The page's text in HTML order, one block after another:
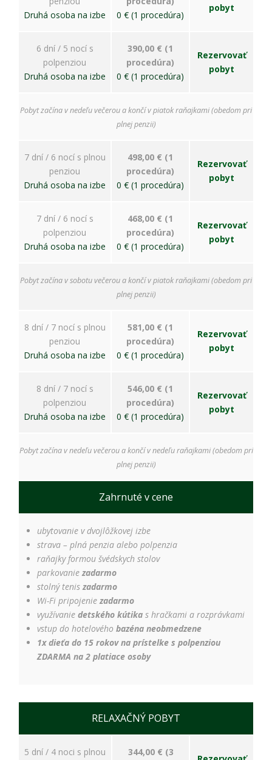
Druhá osoba na izbe
0 € (1 procedúra)
pobyt
6 dní / 5 nocí s
polpenziou
Druhá osoba na izbe
390,00 € (1
procedúra)
0 € (1 procedúra)
Rezervovať
pobyt
Pobyt začína v nedeľu večerou a končí v piatok raňajkami (obedom pri
plnej penzii)
7 dní / 6 nocí s plnou
penziou
Druhá osoba na izbe
498,00 € (1
procedúra)
0 € (1 procedúra)
Rezervovať
pobyt
7 dní / 6 nocí s
polpenziou
Druhá osoba na izbe
468,00 € (1
procedúra)
0 € (1 procedúra)
Rezervovať
pobyt
Pobyt začína v sobotu večerou a končí v piatok raňajkami (obedom pri
plnej penzii)
8 dní / 7 nocí s plnou
penziou
Druhá osoba na izbe
581,00 € (1
procedúra)
0 € (1 procedúra)
Rezervovať
pobyt
8 dní / 7 nocí s
polpenziou
Druhá osoba na izbe
546,00 € (1
procedúra)
0 € (1 procedúra)
Rezervovať
pobyt
Pobyt začína v nedeľu večerou a končí v nedeľu raňajkami (obedom pri
plnej penzii)
Zahrnuté v cene
ubytovanie v dvojlôžkovej izbe
strava – plná penzia alebo polpenzia
raňajky formou švédskych stolov
parkovaniezadarmo
stolný teniszadarmo
Wi-Fi pripojeniezadarmo
využívanie detského kútika s hračkami a rozprávkami
vstup do hotelového bazéna neobmedzene
1x dieťa do 15 rokov na prístelke s polpenziou
ZDARMA na 2 platiace osoby
RELAXAČNÝ POBYT
5 dní / 4 noci s plnou
344,00 € (3
anonymne.
Účel: analýza
obsahu;
Právny
základ:
Aby naša
stránka počas
vašej návštevy
tieto súbory
cookie
odmietnete,
niektoré
webovej
Marketing
Používame
marketingové
zobrazovanie
relevantnej
reklamy a meranie
úspešnosti našich
cookies môžu byť
zobrazovanie
personalizovaných
návštevníka